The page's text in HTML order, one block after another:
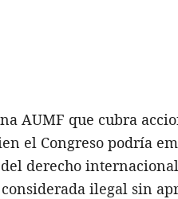
AUMF que cubra
el Congreso podría
derecho
ilegal sin